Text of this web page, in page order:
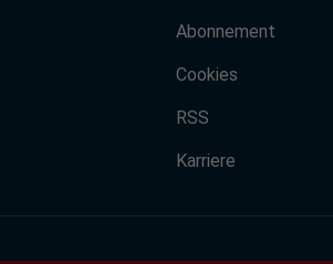
Abonnement
Cookies
RSS
Karriere